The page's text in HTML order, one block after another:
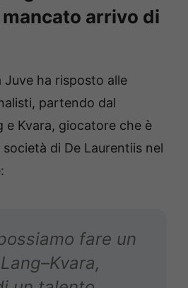
mancato arrivo di
Juve ha risposto alle
partendo dal
e Kvara, giocatore che è
di De Laurentiis nel
fare un